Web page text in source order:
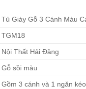
Tủ Giày Gỗ 3 Cánh Màu
TGM18
Nội Thất Hải Đăng
Gỗ sồi màu
Gồm 3 cánh và 1 ngăn kéo